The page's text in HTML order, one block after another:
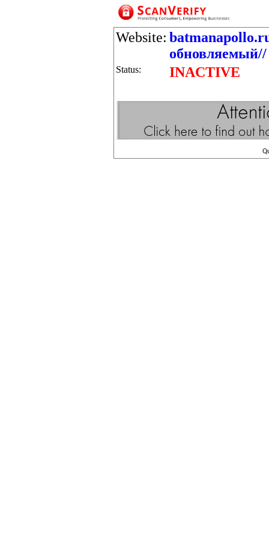
Website:
обновляемый//
Status: INACTIVE